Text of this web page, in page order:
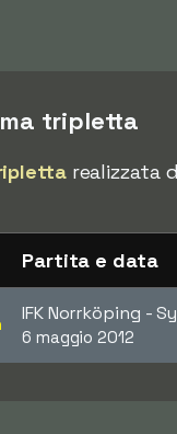
tripletta
realizzata
Partita e data
IFK Norrköping -
6 maggio 2012